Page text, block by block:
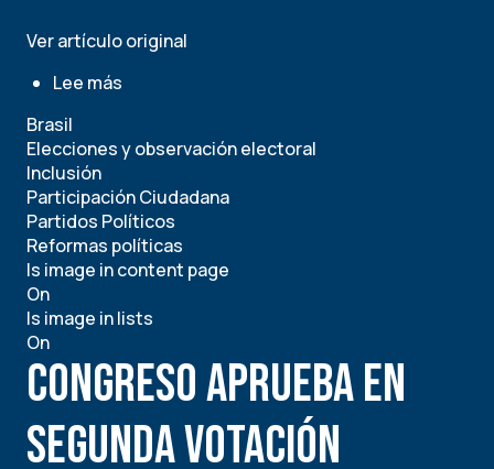
Ver artículo original
Lee más
político
desde
la
perspectiva
de
inclusión:
y
desafíos
Brasil
Elecciones y observación electoral
Inclusión
Participación Ciudadana
Partidos Políticos
Reformas políticas
Is image in content page
On
Is image in lists
On
Congreso aprueba en
segunda votación